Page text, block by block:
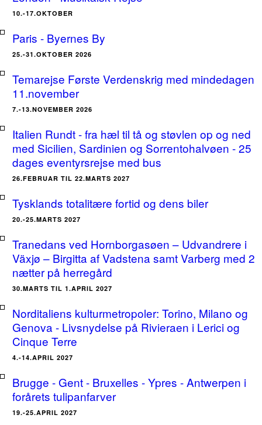
10.-17.OKTOBER
Paris - Byernes By
25.-31.OKTOBER 2026
Temarejse Første Verdenskrig med mindedagen
11.november
7.-13.NOVEMBER 2026
Italien Rundt - fra hæl til tå og støvlen op og ned
med Sicilien, Sardinien og Sorrentohalvøen - 25
dages eventyrsrejse med bus
26.FEBRUAR TIL 22.MARTS 2027
Tysklands totalitære fortid og dens biler
20.-25.MARTS 2027
Tranedans ved Hornborgasøen – Udvandrere i
Växjø – Birgitta af Vadstena samt Varberg med 2
nætter på herregård
30.MARTS TIL 1.APRIL 2027
Norditaliens kulturmetropoler: Torino, Milano og
Genova - Livsnydelse på Rivieraen i Lerici og
Cinque Terre
4.-14.APRIL 2027
Brugge - Gent - Bruxelles - Ypres - Antwerpen i
forårets tulipanfarver
19.-25.APRIL 2027